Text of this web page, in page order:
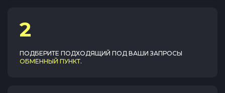
2
ПОДБЕРИТЕ ПОДХОДЯЩИЙ ПОД ВАШИ ЗАПРОСЫ
ОБМЕННЫЙ ПУНКТ.